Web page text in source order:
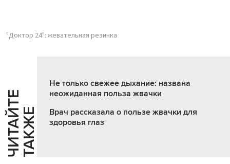
"Доктор 24": жевательная резинка
Ч
И
Т
АЙ
Т
Е
Т
А
К
ЖЕ
Не только свежее дыхание: названа
неожиданная польза жвачки
Врач рассказала о пользе жвачки для
здоровья глаз